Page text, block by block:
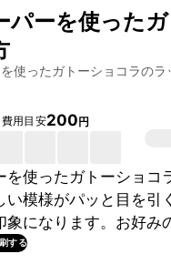
パーを使った
使ったガトーショコラのラ
費用目安200円
を使ったガトーショ
い模様がパッと目を引
象になります。お好み
する